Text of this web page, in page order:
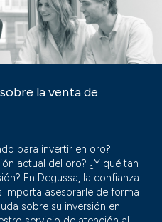
la venta de
para invertir en oro?
actual del oro? ¿Y qué tan
En Degussa, la confianza
importa asesorarle de forma
sobre su inversión en